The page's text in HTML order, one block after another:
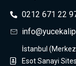
0212 671 22
İstanbul
Esot Sanayi